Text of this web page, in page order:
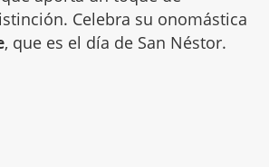
Celebra su onomástica
, que es el día de San Néstor.